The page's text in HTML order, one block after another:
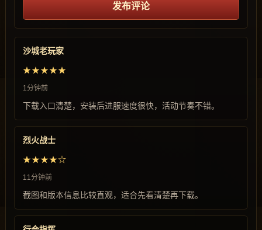
发布评论
沙城老玩家
★★★★★
1分钟前
下载入口清楚，安装后进服速度很快，活动节奏不错。
烈火战士
★★★★☆
11分钟前
截图和版本信息比较直观，适合先看清楚再下载。